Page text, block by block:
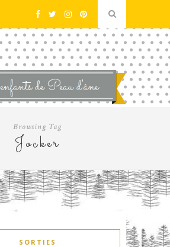
Browsing Tag
Jocker
SORTIES